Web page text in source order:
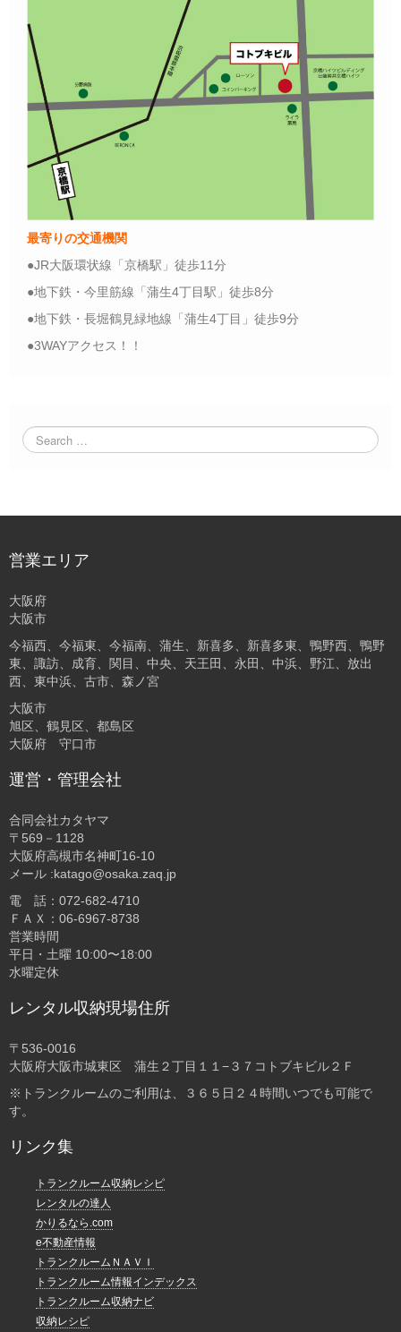
最寄りの交通機関
●JR大阪環状線「京橋駅」徒歩11分
●地下鉄・今里筋線「蒲生4丁目駅」徒歩8分
●地下鉄・長堀鶴見緑地線「蒲生4丁目」徒歩9分
●3WAYアクセス！！
営業エリア
大阪府
大阪市
今福西、今福東、今福南、蒲生、新喜多、新喜多東、鴨野西、鴨野
東、諏訪、成育、関目、中央、天王田、永田、中浜、野江、放出
西、東中浜、古市、森ノ宮
大阪市
旭区、鶴見区、都島区
大阪府 守口市
運営・管理会社
合同会社カタヤマ
〒569－1128
大阪府高槻市名神町16-10
メール :katago@osaka.zaq.jp
電 話：072-682-4710
ＦＡＸ：06-6967-8738
営業時間
平日・土曜 10:00〜18:00
水曜定休
レンタル収納現場住所
〒536-0016
大阪府大阪市城東区 蒲生２丁目１１−３７コトブキビル２Ｆ
※トランクルームのご利用は、３６５日２４時間いつでも可能で
す。
リンク集
トランクルーム収納レシピ
レンタルの達人
かりるなら.com
e不動産情報
トランクルームＮＡＶＩ
トランクルーム情報インデックス
トランクルーム収納ナビ
収納レシピ